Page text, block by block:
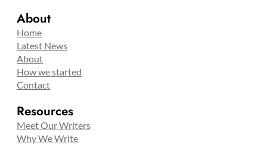
About
Home
Latest News
About
How we started
Contact
Resources
Meet Our Writers
Why We Write